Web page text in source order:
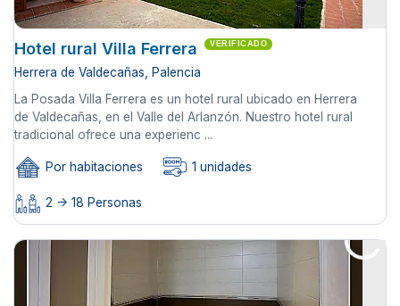
Hotel rural Villa Ferrera VERIFICADO
Herrera de Valdecañas, Palencia
La Posada Villa Ferrera es un hotel rural ubicado en Herrera
de Valdecañas, en el Valle del Arlanzón. Nuestro hotel rural
tradicional ofrece una experienc ...
Por habitaciones 1 unidades
2 -> 18 Personas